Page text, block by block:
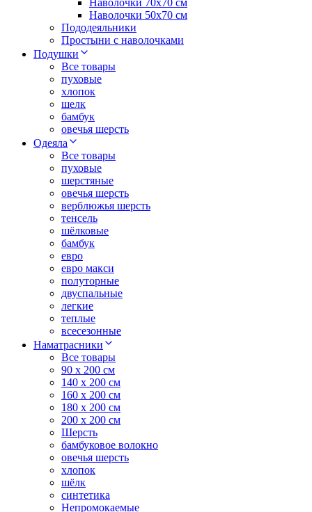
Наволочки 50х70 см
Пододеяльники
Простыни с наволочками
Подушки
Все товары
пуховые
хлопок
шелк
бамбук
овечья шерсть
Одеяла
Все товары
пуховые
шерстяные
овечья шерсть
верблюжья шерсть
тенсель
шёлковые
бамбук
евро
евро макси
полуторные
двуспальные
легкие
теплые
всесезонные
Наматрасники
Все товары
90 x 200 см
140 x 200 см
160 x 200 см
180 x 200 см
200 x 200 см
Шерсть
бамбуковое волокно
овечья шерсть
хлопок
шёлк
синтетика
Непромокаемые